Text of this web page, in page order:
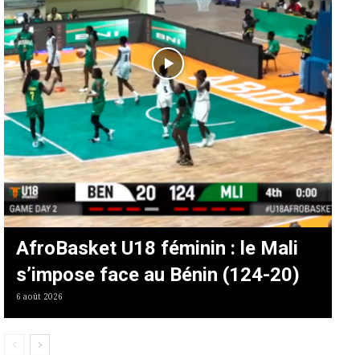
AfroBasket U18 féminin : le Mali
s’impose face au Bénin (124-20)
6 août 2026